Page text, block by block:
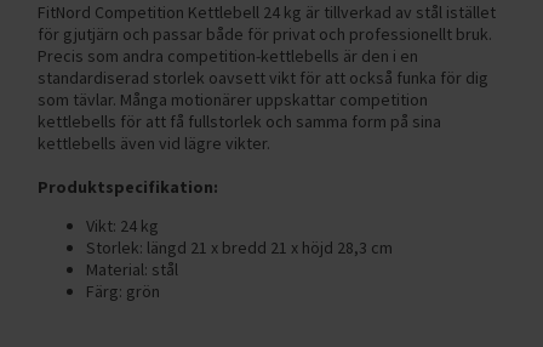
FitNord Competition Kettlebell 24 kg är tillverkad av stål istället
för gjutjärn och passar både för privat och professionellt bruk.
Precis som andra competition-kettlebells är den i en
standardiserad storlek oavsett vikt för att också funka för dig
som tävlar. Många motionärer uppskattar competition
kettlebells för att få fullstorlek och samma form på sina
kettlebells även vid lägre vikter.
Produktspecifikation:
Vikt: 24 kg
Storlek: längd 21 x bredd 21 x höjd 28,3 cm
Material: stål
Färg: grön